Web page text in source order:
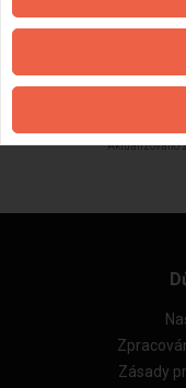
Aktualizováno
Zásady